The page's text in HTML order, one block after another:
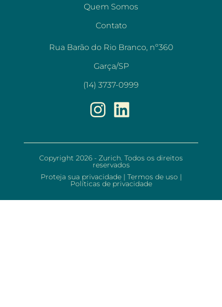
Quem Somos
Contato
Rua Barão do Rio Branco, nº360
Garça/SP
(14) 3737-0999
Copyright 2026 - Zurich. Todos os direitos
reservados
Proteja sua privacidade | Termos de uso |
Políticas de privacidade